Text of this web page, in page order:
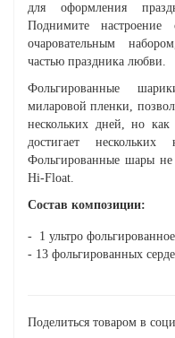
для оформления
Поднимите
очаровательным
частью праздника любви.
Фольгированные
миларовой пленки,
нескольких дней, но как
достигает
Фольгированные шары не
Hi-Float.
Состав композиции:
- 1 ультро
- 13 фольгированных
Поделиться товаром в